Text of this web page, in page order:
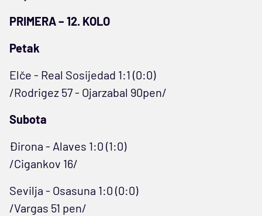
PRIMERA – 12. KOLO
Petak
Elče - Real Sosijedad 1:1 (0:0)
/Rodrigez 57 - Ojarzabal 90pen/
Subota
Đirona - Alaves 1:0 (1:0)
/Cigankov 16/
Sevilja - Osasuna 1:0 (0:0)
/Vargas 51 pen/